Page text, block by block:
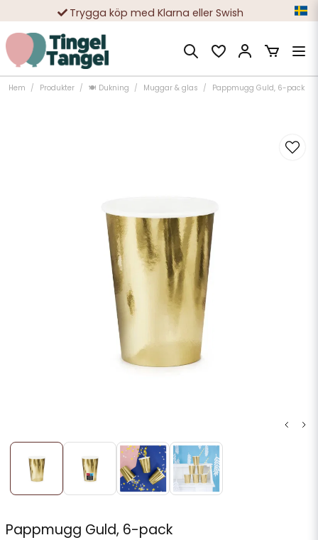
Trygga köp med Klarna eller Swish
10 000-tals nöjda kunder
Hem Produkter 🍽️ Dukning Muggar & glas Pappmugg Guld, 6-pack
Pappmugg Guld, 6-pack